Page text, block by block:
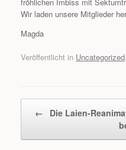
Wir laden unsere Mitglieder
Magda
Veröffentlicht in Uncategorized.
←
Die Laien-